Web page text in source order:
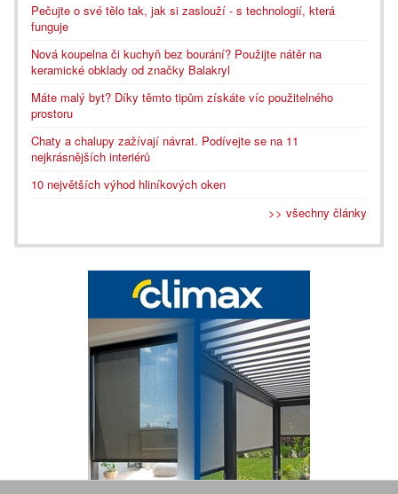
Pečujte o své tělo tak, jak si zaslouží - s technologií, která
funguje
Nová koupelna či kuchyň bez bourání? Použijte nátěr na
keramické obklady od značky Balakryl
Máte malý byt? Díky těmto tipům získáte víc použitelného
prostoru
Chaty a chalupy zažívají návrat. Podívejte se na 11
nejkrásnějších interiérů
10 největších výhod hliníkových oken
>> všechny články